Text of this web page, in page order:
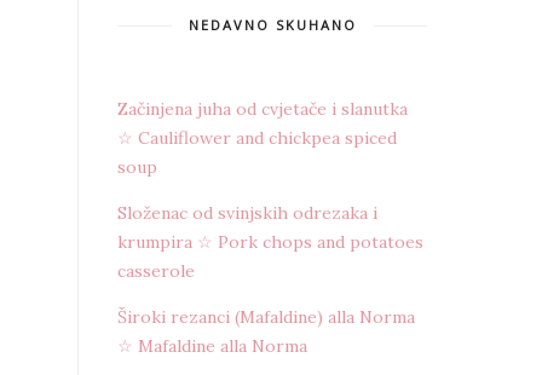
NEDAVNO SKUHANO
Začinjena juha od cvjetače i slanutka
☆ Cauliflower and chickpea spiced
soup
Složenac od svinjskih odrezaka i
krumpira ☆ Pork chops and potatoes
casserole
Široki rezanci (Mafaldine) alla Norma
☆ Mafaldine alla Norma